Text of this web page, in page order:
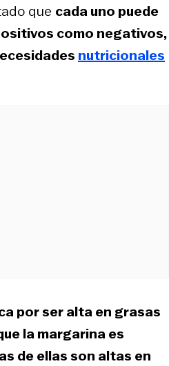
que cada uno puede
como negativos,
nutricionales
por ser alta en grasas
la margarina es
de ellas son altas en